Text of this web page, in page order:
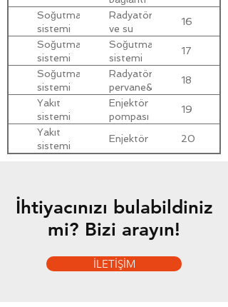
takozları
Soğutma
sistemi
Radyatör
ve su
genleşme
kabı
16
Soğutma
sistemi
Soğutma
sistemi
parçaları
17
Soğutma
sistemi
Radyatör
pervane&vizkoz
ünite
18
Yakıt
sistemi
Enjektör
pompası
bağlantılar
19
Yakıt
sistemi
Enjektör 20
İhtiyacınızı bulabildiniz
mi? Bizi arayın!
İLETİŞİM